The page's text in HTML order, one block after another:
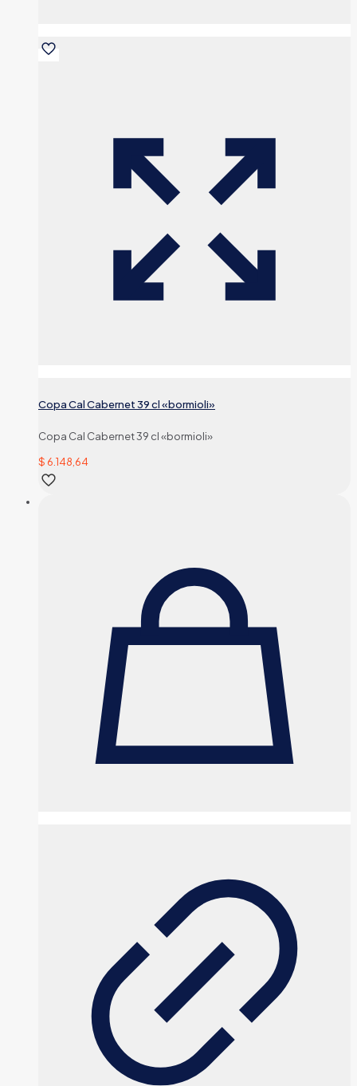
Copa Cal Cabernet 39 cl «bormioli»
Copa Cal Cabernet 39 cl «bormioli»
$ 6.148,64